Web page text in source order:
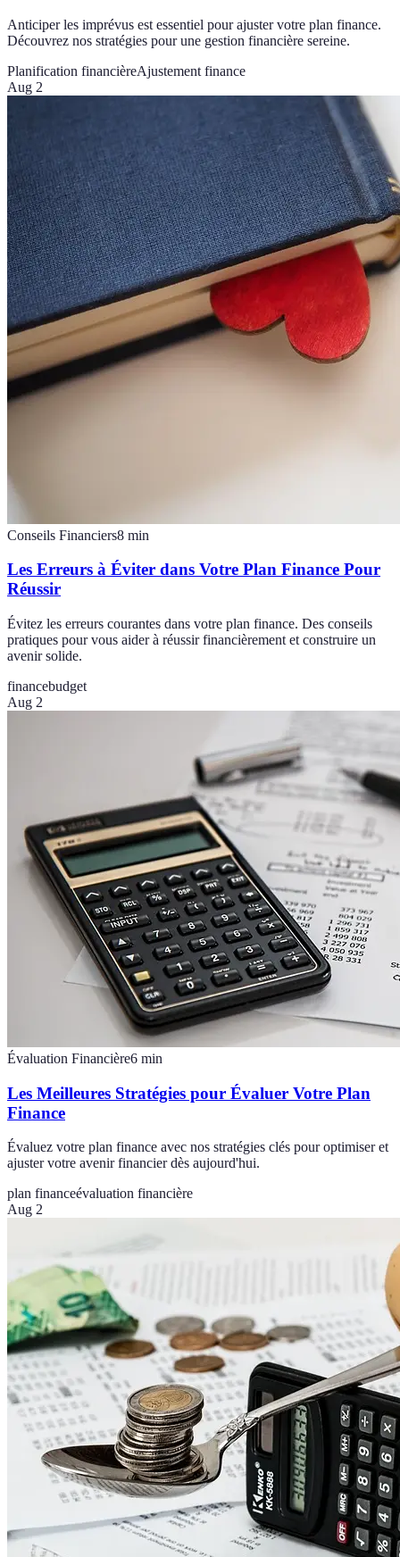
Anticiper les imprévus est essentiel pour ajuster votre plan finance.
Découvrez nos stratégies pour une gestion financière sereine.
Planification financièreAjustement finance
Aug 2
Conseils Financiers8 min
Les Erreurs à Éviter dans Votre Plan Finance Pour
Réussir
Évitez les erreurs courantes dans votre plan finance. Des conseils
pratiques pour vous aider à réussir financièrement et construire un
avenir solide.
financebudget
Aug 2
Évaluation Financière6 min
Les Meilleures Stratégies pour Évaluer Votre Plan
Finance
Évaluez votre plan finance avec nos stratégies clés pour optimiser et
ajuster votre avenir financier dès aujourd'hui.
plan financeévaluation financière
Aug 2